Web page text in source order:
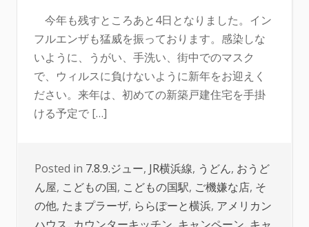
今年も残すところあと4日となりました。イン
フルエンザも猛威を振っております。感染しな
いように、うがい、手洗い、街中でのマスク
で、ウィルスに負けないように新年をお迎えく
ださい。来年は、初めての新築戸建住宅を手掛
ける予定で […]
Posted in 7.8.9.ジュー, JR横浜線, うどん, おうど
ん屋, こどもの国, こどもの国駅, ご機嫌な店, そ
の他, たまプラーザ, ららぽーと横浜, アメリカン